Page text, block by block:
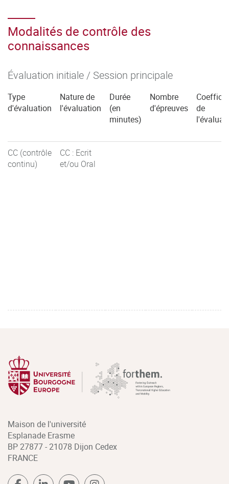
Modalités de contrôle des
connaissances
Évaluation initiale / Session principale
Type
d'évaluation
Nature de
l'évaluation
Durée
(en
minutes)
Nombre
d'épreuves
de
CC (contrôle
continu)
CC : Ecrit
et/ou Oral
Maison de l'université
Esplanade Erasme
BP 27877 - 21078 Dijon Cedex
FRANCE